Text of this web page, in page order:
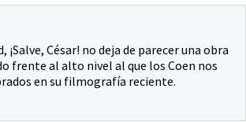
¡Salve, César! no deja de parecer una obra
frente al alto nivel al que los Coen nos
en su filmografía reciente.